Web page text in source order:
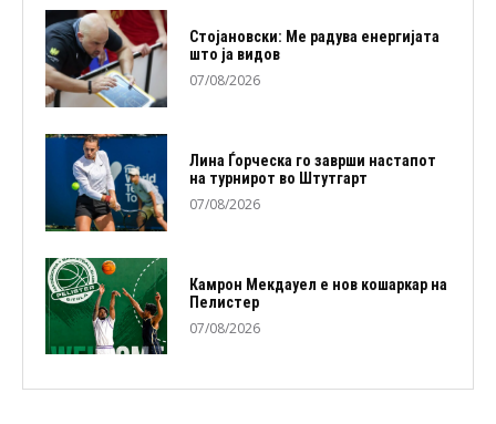
Стојановски: Ме радува енергијата
што ја видов
07/08/2026
Лина Ѓорческа го заврши настапот
на турнирот во Штутгарт
07/08/2026
Камрон Мекдауел е нов кошаркар на
Пелистер
07/08/2026